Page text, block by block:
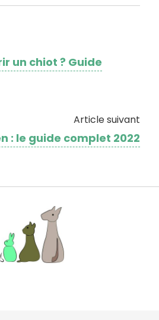
un chiot ? Guide
Article suivant
: le guide complet 2022